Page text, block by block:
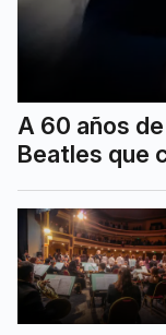
A 60 años
Beatles que